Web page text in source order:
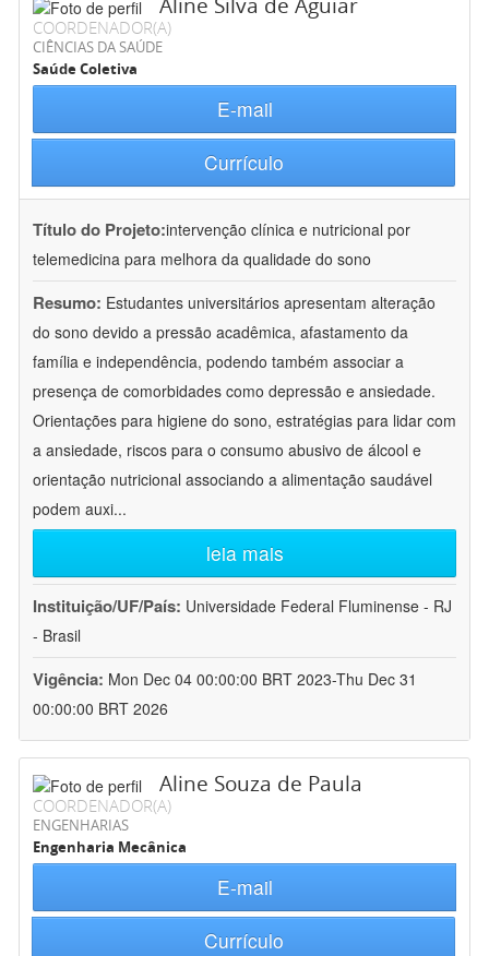
COORDENADOR(A)
CIÊNCIAS DA SAÚDE
Saúde Coletiva
E-mail
Currículo
Título do Projeto:intervenção clínica e nutricional por
telemedicina para melhora da qualidade do sono
Resumo: Estudantes universitários apresentam alteração
do sono devido a pressão acadêmica, afastamento da
família e independência, podendo também associar a
presença de comorbidades como depressão e ansiedade.
Orientações para higiene do sono, estratégias para lidar com
a ansiedade, riscos para o consumo abusivo de álcool e
orientação nutricional associando a alimentação saudável
podem auxi...
leia mais
Instituição/UF/País: Universidade Federal Fluminense - RJ
- Brasil
Vigência: Mon Dec 04 00:00:00 BRT 2023-Thu Dec 31
00:00:00 BRT 2026
Aline Souza de Paula
COORDENADOR(A)
ENGENHARIAS
Engenharia Mecânica
E-mail
Currículo